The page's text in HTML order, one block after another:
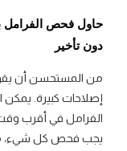
حاول فحص الفرامل
دون تأخير
من المستحسن أن
إصلاحات كبيرة.
الفرامل في أقرب
يجب فحص كل شيء،